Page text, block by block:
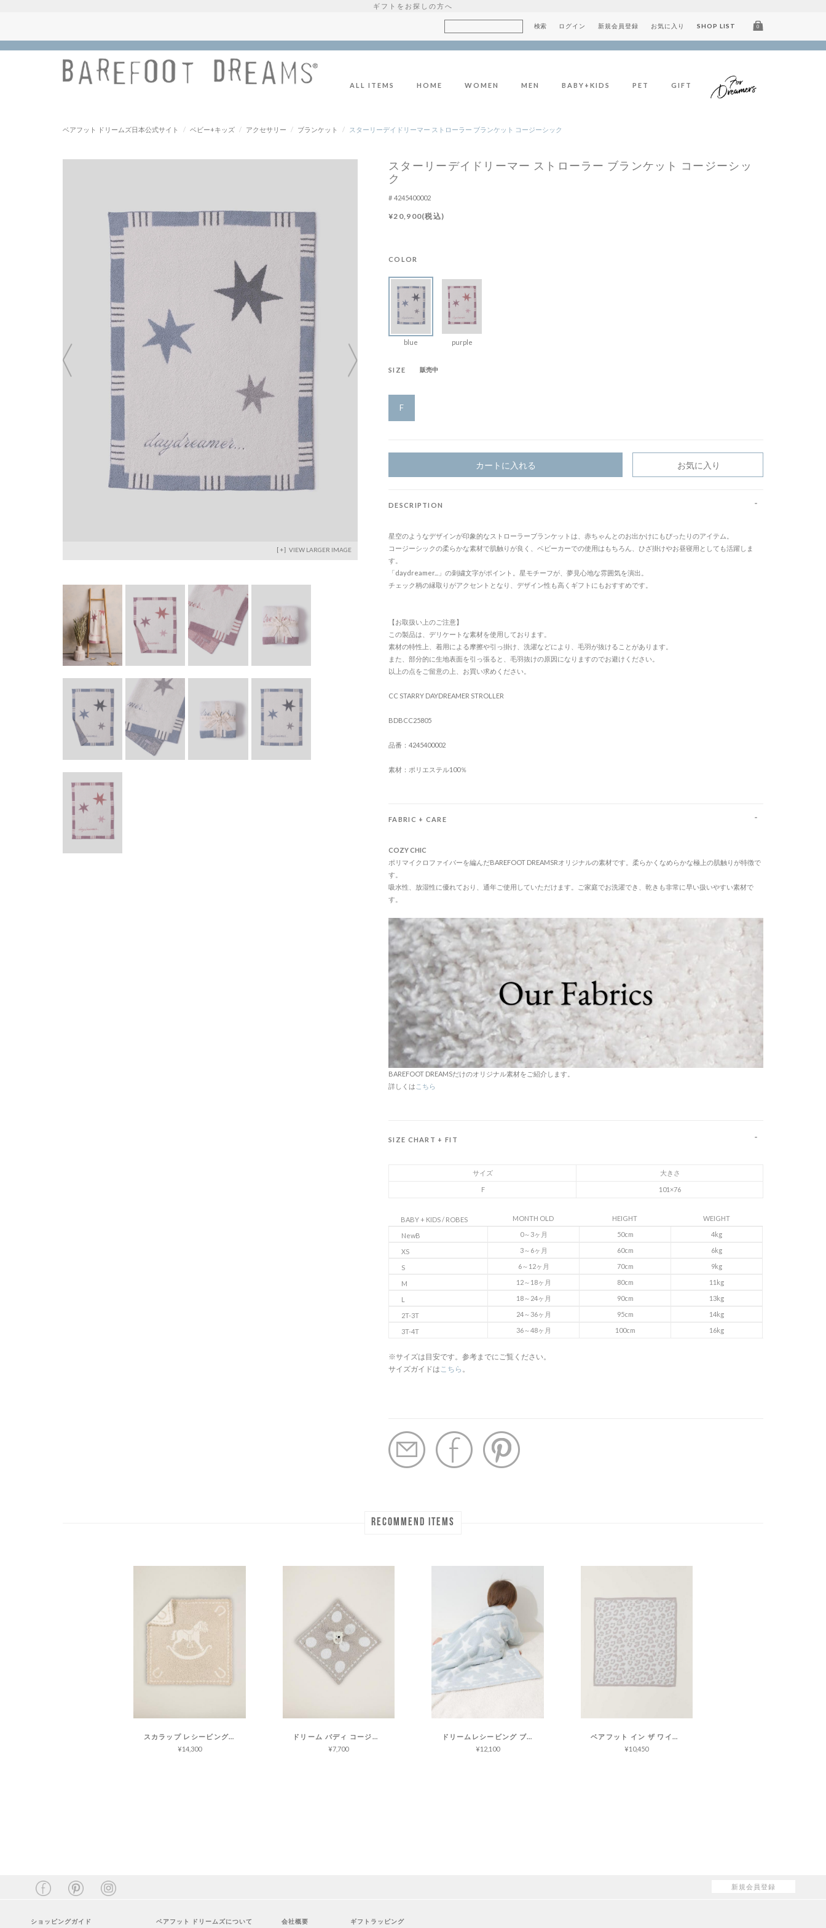
ギフトをお探しの方へ
ログイン 新規会員登録 お気に入り SHOP LIST 0
ALL ITEMS HOME WOMEN MEN BABY+KIDS PET GIFT
ベアフット ドリームズ日本公式サイト / ベビー+キッズ / アクセサリー / ブランケット / スターリーデイドリーマー ストローラー ブランケット コージーシック
VIEW LARGER IMAGE
スターリーデイドリーマー ストローラー ブランケット コージーシッ
ク
4245400002
¥20,900(税込)
COLOR
blue purple
SIZE 販売中
F
カートに入れる お気に入り
DESCRIPTION
星空のようなデザインが印象的なストローラーブランケットは、赤ちゃんとのお出かけにもぴったりのアイテム。
コージーシックの柔らかな素材で肌触りが良く、ベビーカーでの使用はもちろん、ひざ掛けやお昼寝用としても活躍しま
す。
「daydreamer...」の刺繍文字がポイント。星モチーフが、夢見心地な雰囲気を演出。
チェック柄の縁取りがアクセントとなり、デザイン性も高くギフトにもおすすめです。
【お取扱い上のご注意】
この製品は、デリケートな素材を使用しております。
素材の特性上、着用による摩擦や引っ掛け、洗濯などにより、毛羽が抜けることがあります。
また、部分的に生地表面を引っ張ると、毛羽抜けの原因になりますのでお避けください。
以上の点をご留意の上、お買い求めください。
CC STARRY DAYDREAMER STROLLER
BDBCC25805
品番：4245400002
素材：ポリエステル100％
FABRIC + CARE
COZY CHIC
ポリマイクロファイバーを編んだBAREFOOT DREAMSRオリジナルの素材です。柔らかくなめらかな極上の肌触りが特徴で
す。
吸水性、放湿性に優れており、通年ご使用していただけます。ご家庭でお洗濯でき、乾きも非常に早い扱いやすい素材で
す。
BAREFOOT DREAMSだけのオリジナル素材をご紹介します。
詳しくは こちら
SIZE CHART + FIT
サイズ 大きさ
F 101×76
BABY + KIDS / ROBES MONTH OLD HEIGHT WEIGHT
NewB 0～3ヶ月 50cm 4kg
XS 3～6ヶ月 60cm 6kg
S 6～12ヶ月 70cm 9kg
M 12～18ヶ月 80cm 11kg
L 18～24ヶ月 90cm 13kg
2T-3T 24～36ヶ月 95cm 14kg
3T-4T 36～48ヶ月 100cm 16kg
※サイズは目安です。参考までにご覧ください。
サイズガイドは こちら 。
RECOMMEND ITEMS
スカラップ レシービング ブランケット コージーシック
¥14,300
ドリーム バディ コージーシック
¥7,700
ドリームレシービング ブランケット コージーシック
¥12,100
ベアフット イン ザ ワイルド ベビー ブランケット コージーシック
¥10,450
新規会員登録
ショッピングガイド ベアフット ドリームズについて 会社概要 ギフトラッピング